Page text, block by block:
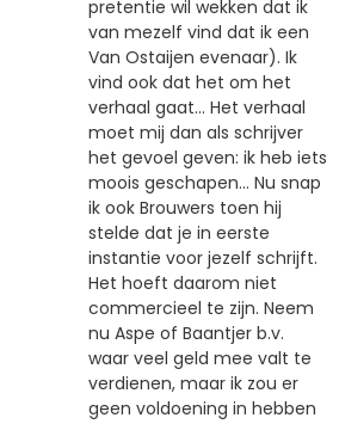
pretentie wil wekken dat ik
van mezelf vind dat ik een
Van Ostaijen evenaar). Ik
vind ook dat het om het
verhaal gaat... Het verhaal
moet mij dan als schrijver
het gevoel geven: ik heb iets
moois geschapen... Nu snap
ik ook Brouwers toen hij
stelde dat je in eerste
instantie voor jezelf schrijft.
Het hoeft daarom niet
commercieel te zijn. Neem
nu Aspe of Baantjer b.v.
waar veel geld mee valt te
verdienen, maar ik zou er
geen voldoening in hebben